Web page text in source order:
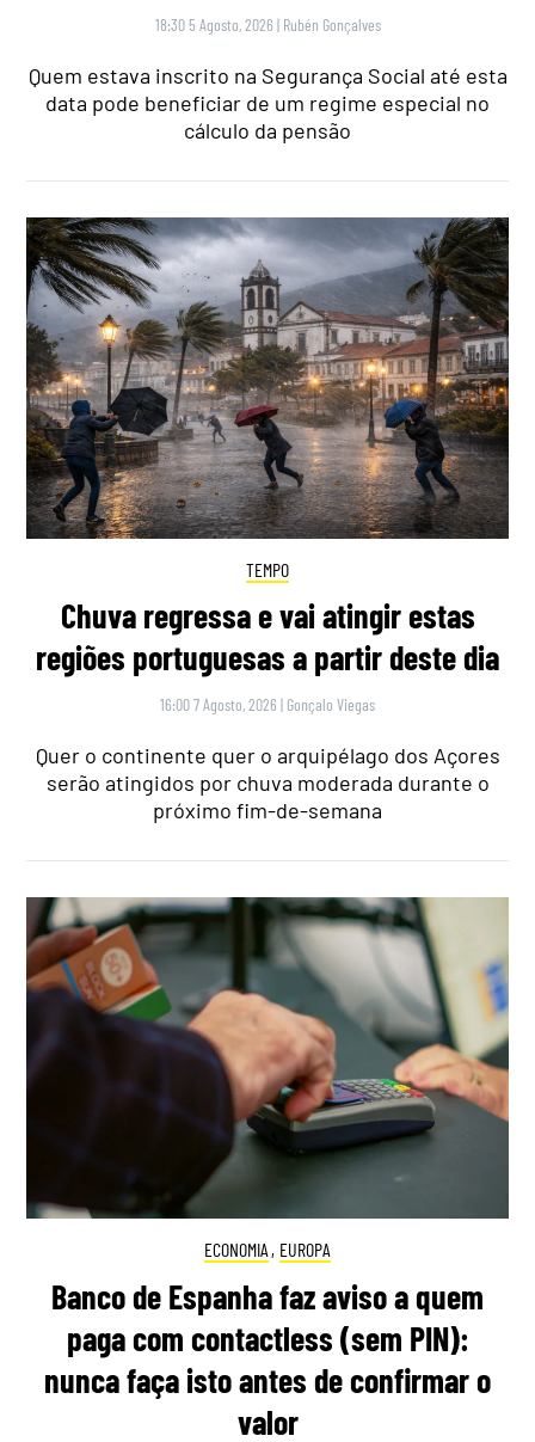
18:30 5 Agosto, 2026 | Rubén Gonçalves
Quem estava inscrito na Segurança Social até esta
data pode beneficiar de um regime especial no
cálculo da pensão
TEMPO
Chuva regressa e vai atingir estas
regiões portuguesas a partir deste dia
16:00 7 Agosto, 2026 | Gonçalo Viegas
Quer o continente quer o arquipélago dos Açores
serão atingidos por chuva moderada durante o
próximo fim-de-semana
ECONOMIA , EUROPA
Banco de Espanha faz aviso a quem
paga com contactless (sem PIN):
nunca faça isto antes de confirmar o
valor